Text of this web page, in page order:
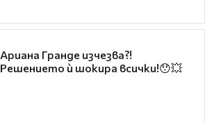
Ариана Гранде изчезва?!
Решението ѝ шокира всички!😯💥